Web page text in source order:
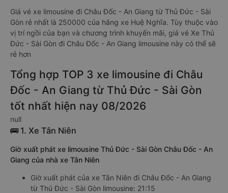
Giá vé xe limousine đi Châu Đốc - An Giang từ Thủ Đức - Sài
Gòn rẻ nhất là 250000 của hãng xe Huệ Nghĩa. Tùy thuộc vào
vị trí ngồi của bạn và chương trình khuyến mãi, giá vé Xe Thủ
Đức - Sài Gòn đi Châu Đốc - An Giang limousine này có thể sẽ
rẻ hơn
Tổng hợp TOP 3 xe limousine đi Châu
Đốc - An Giang từ Thủ Đức - Sài Gòn
tốt nhất hiện nay 08/2026
null
🚌 1. Xe Tân Niên
Giờ xuất phát xe limousine Thủ Đức - Sài Gòn Châu Đốc - An
Giang của nhà xe Tân Niên
Giờ xuất phát của xe Tân Niên đi Châu Đốc - An Giang
từ Thủ Đức - Sài Gòn limousine: 21:15